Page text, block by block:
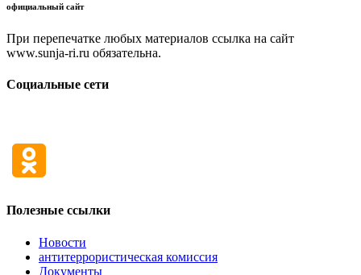
официальный сайт
При перепечатке любых материалов ссылка на сайт
www.sunja-ri.ru обязательна.
Социальные сети
Полезные ссылки
Новости
антитеррористическая комиссия
Документы